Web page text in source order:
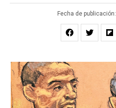
Fecha de publicación: